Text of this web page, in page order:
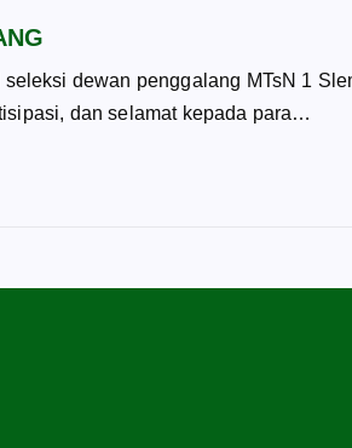
dewan penggalang MTsN 1
dan selamat kepada para…